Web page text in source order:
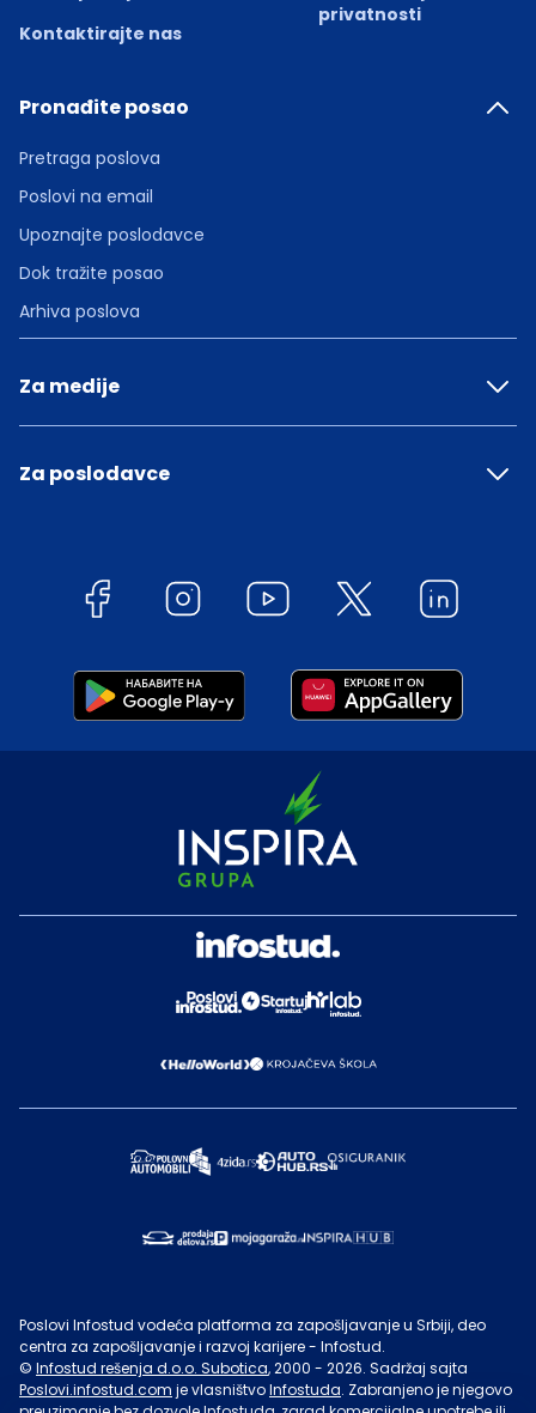
Kontaktirajte nas
privatnosti
Pronađite posao
Pretraga poslova
Poslovi na email
Upoznajte poslodavce
Dok tražite posao
Arhiva poslova
Za medije
Za poslodavce
Poslovi Infostud vodeća platforma za zapošljavanje u Srbiji, deo
centra za zapošljavanje i razvoj karijere - Infostud.
© Infostud rešenja d.o.o. Subotica, 2000 - 2026. Sadržaj sajta
Poslovi.infostud.com je vlasništvoInfostuda. Zabranjeno je njegovo